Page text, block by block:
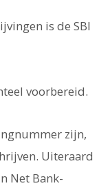
is de SBI
voorbereid.
zijn,
Uiteraard
Net Bank-